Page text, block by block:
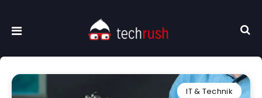
IT & Technik